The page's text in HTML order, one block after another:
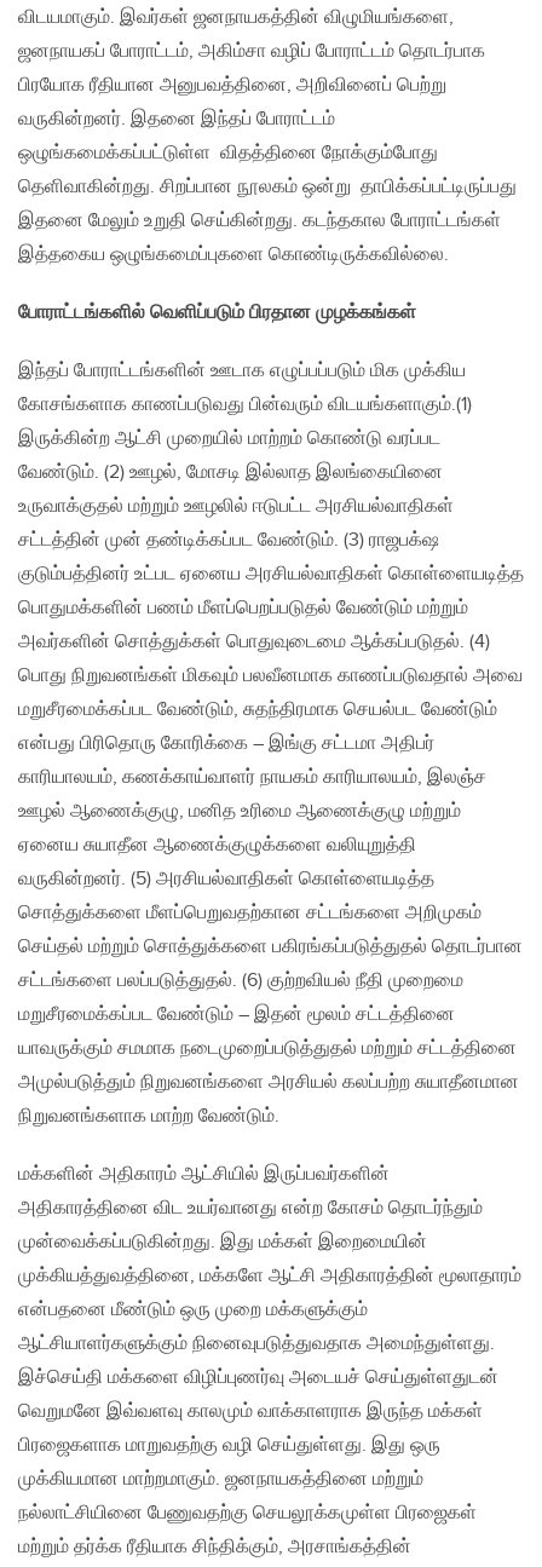
விடயமாகும். இவர்கள் ஜனநாயகத்தின் விழுமியங்களை,
ஜனநாயகப் போராட்டம், அகிம்சா வழிப் போராட்டம் தொடர்பாக
பிரயோக ரீதியான அனுபவத்தினை, அறிவினைப் பெற்று
வருகின்றனர். இதனை இந்தப் போராட்டம்
ஒழுங்கமைக்கப்பட்டுள்ள விதத்தினை நோக்கும்போது
தெளிவாகின்றது. சிறப்பான நூலகம் ஒன்று தாபிக்கப்பட்டிருப்பது
இதனை மேலும் உறுதி செய்கின்றது. கடந்தகால போராட்டங்கள்
இத்தகைய ஒழுங்கமைப்புகளை கொண்டிருக்கவில்லை.
போராட்டங்களில் வெளிப்படும் பிரதான முழக்கங்கள்
இந்தப் போராட்டங்களின் ஊடாக எழுப்பப்படும் மிக முக்கிய
கோசங்களாக காணப்படுவது பின்வரும் விடயங்களாகும்.(1)
இருக்கின்ற ஆட்சி முறையில் மாற்றம் கொண்டு வரப்பட
வேண்டும். (2) ஊழல், மோசடி இல்லாத இலங்கையினை
உருவாக்குதல் மற்றும் ஊழலில் ஈடுபட்ட அரசியல்வாதிகள்
சட்டத்தின் முன் தண்டிக்கப்பட வேண்டும். (3) ராஜபக்‌ஷ
குடும்பத்தினர் உட்பட ஏனைய அரசியல்வாதிகள் கொள்ளையடித்த
பொதுமக்களின் பணம் மீளப்பெறப்படுதல் வேண்டும் மற்றும்
அவர்களின் சொத்துக்கள் பொதுவுடைமை ஆக்கப்படுதல். (4)
பொது நிறுவனங்கள் மிகவும் பலவீனமாக காணப்படுவதால் அவை
மறுசீரமைக்கப்பட வேண்டும், சுதந்திரமாக செயல்பட வேண்டும்
என்பது பிரிதொரு கோரிக்கை – இங்கு சட்டமா அதிபர்
காரியாலயம், கணக்காய்வாளர் நாயகம் காரியாலயம், இலஞ்ச
ஊழல் ஆணைக்குழு, மனித உரிமை ஆணைக்குழு மற்றும்
ஏனைய சுயாதீன ஆணைக்குழுக்களை வலியுறுத்தி
வருகின்றனர். (5) அரசியல்வாதிகள் கொள்ளையடித்த
சொத்துக்களை மீளப்பெறுவதற்கான சட்டங்களை அறிமுகம்
செய்தல் மற்றும் சொத்துக்களை பகிரங்கப்படுத்துதல் தொடர்பான
சட்டங்களை பலப்படுத்துதல். (6) குற்றவியல் நீதி முறைமை
மறுசீரமைக்கப்பட வேண்டும் – இதன் மூலம் சட்டத்தினை
யாவருக்கும் சமமாக நடைமுறைப்படுத்துதல் மற்றும் சட்டத்தினை
அமுல்படுத்தும் நிறுவனங்களை அரசியல் கலப்பற்ற சுயாதீனமான
நிறுவனங்களாக மாற்ற வேண்டும்.
மக்களின் அதிகாரம் ஆட்சியில் இருப்பவர்களின்
அதிகாரத்தினை விட உயர்வானது என்ற கோசம் தொடர்ந்தும்
முன்வைக்கப்படுகின்றது. இது மக்கள் இறைமையின்
முக்கியத்துவத்தினை, மக்களே ஆட்சி அதிகாரத்தின் மூலாதாரம்
என்பதனை மீண்டும் ஒரு முறை மக்களுக்கும்
ஆட்சியாளர்களுக்கும் நினைவுபடுத்துவதாக அமைந்துள்ளது.
இச்செய்தி மக்களை விழிப்புணர்வு அடையச் செய்துள்ளதுடன்
வெறுமனே இவ்வளவு காலமும் வாக்காளராக இருந்த மக்கள்
பிரஜைகளாக மாறுவதற்கு வழி செய்துள்ளது. இது ஒரு
முக்கியமான மாற்றமாகும். ஜனநாயகத்தினை மற்றும்
நல்லாட்சியினை பேணுவதற்கு செயலூக்கமுள்ள பிரஜைகள்
மற்றும் தர்க்க ரீதியாக சிந்திக்கும், அரசாங்கத்தின்